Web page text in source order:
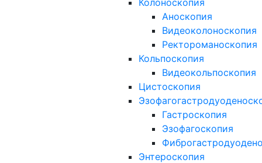
Колоноскопия
Аноскопия
Видеоколоноскопия
Ректороманоскопия
Кольпоскопия
Видеокольпоскопия
Цистоскопия
Гастроскопия
Эзофагоскопия
Энтероскопия